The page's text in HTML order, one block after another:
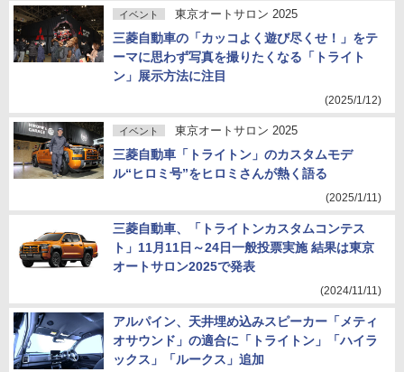
イベント 東京オートサロン 2025
三菱自動車の「カッコよく遊び尽くせ！」をテ
ーマに思わず写真を撮りたくなる「トライト
ン」展示方法に注目
(2025/1/12)
イベント 東京オートサロン 2025
三菱自動車「トライトン」のカスタムモデ
ル“ヒロミ号”をヒロミさんが熱く語る
(2025/1/11)
三菱自動車、「トライトンカスタムコンテス
ト」11月11日～24日一般投票実施 結果は東京
オートサロン2025で発表
(2024/11/11)
アルパイン、天井埋め込みスピーカー「メティ
オサウンド」の適合に「トライトン」「ハイラ
ックス」「ルークス」追加